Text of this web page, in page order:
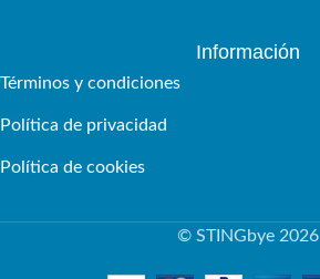
Información
Términos y condiciones
Política de privacidad
Política de cookies
© STINGbye 2026